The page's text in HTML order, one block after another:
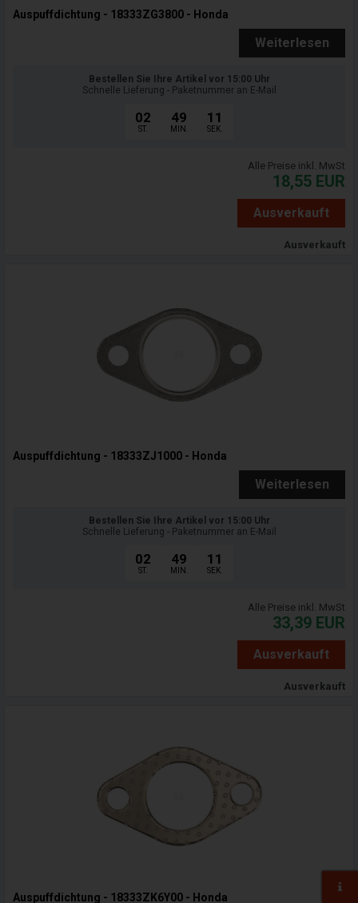
Auspuffdichtung - 18333ZG3800 - Honda
Weiterlesen
Bestellen Sie Ihre Artikel vor 15:00 Uhr
Schnelle Lieferung - Paketnummer an E-Mail
02
ST.
49
MIN.
09
SEK.
Alle Preise inkl. MwSt
18,55 EUR
Ausverkauft
Ausverkauft
Auspuffdichtung - 18333ZJ1000 - Honda
Weiterlesen
Bestellen Sie Ihre Artikel vor 15:00 Uhr
Schnelle Lieferung - Paketnummer an E-Mail
02
ST.
49
MIN.
09
SEK.
Alle Preise inkl. MwSt
33,39 EUR
Ausverkauft
Ausverkauft
Auspuffdichtung - 18333ZK6Y00 - Honda